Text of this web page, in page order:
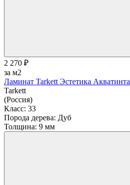
2 270 ₽
за м2
Ламинат Tarkett Эстетика Акватинта
Tarkett
(Россия)
Класс: 33
Порода дерева: Дуб
Толщина: 9 мм